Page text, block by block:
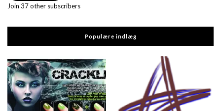
Join 37 other subscribers
Populære indlæg